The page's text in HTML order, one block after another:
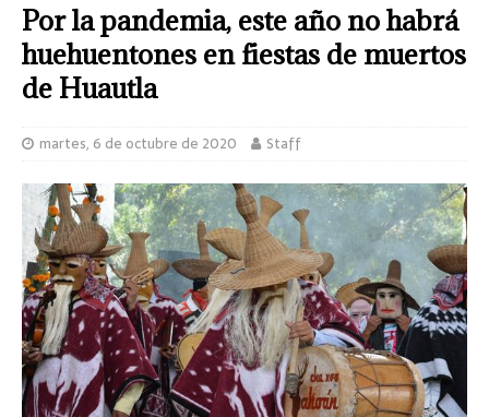
Por la pandemia, este año no habrá
huehuentones en fiestas de muertos
de Huautla
martes, 6 de octubre de 2020 Staff